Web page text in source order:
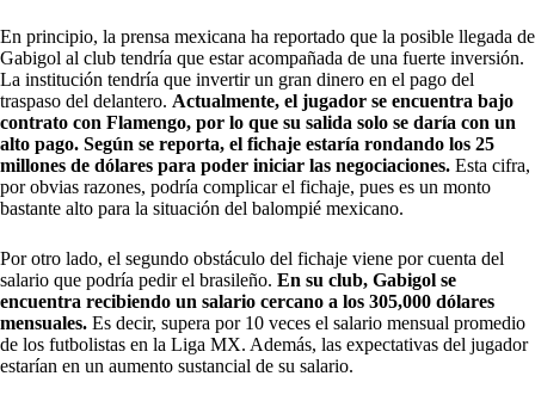
En principio, la prensa mexicana ha reportado que la posible llegada de
Gabigol al club tendría que estar acompañada de una fuerte inversión.
La institución tendría que invertir un gran dinero en el pago del
traspaso del delantero. Actualmente, el jugador se encuentra bajo
contrato con Flamengo, por lo que su salida solo se daría con un
alto pago. Según se reporta, el fichaje estaría rondando los 25
millones de dólares para poder iniciar las negociaciones. Esta cifra,
por obvias razones, podría complicar el fichaje, pues es un monto
bastante alto para la situación del balompié mexicano.
Por otro lado, el segundo obstáculo del fichaje viene por cuenta del
salario que podría pedir el brasileño. En su club, Gabigol se
encuentra recibiendo un salario cercano a los 305,000 dólares
mensuales. Es decir, supera por 10 veces el salario mensual promedio
de los futbolistas en la Liga MX. Además, las expectativas del jugador
estarían en un aumento sustancial de su salario.